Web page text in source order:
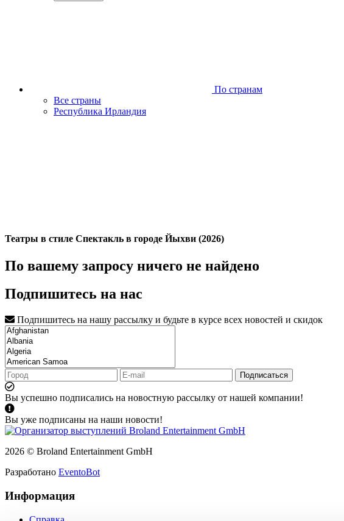
По странам
Все страны
Республика Ирландия
Театры в стиле Спектакль в городе Йыхви (2026)
По вашему запросу ничего не найдено
Подпишитесь на нас
Подпишитесь на нашу рассылку и будьте в курсе всех новостей и скидок
Подписаться
Вы успешно подписались на новостную рассылку от нашей компании!
Вы уже подписаны на наши новости!
2026 © Broland Entertainment GmbH
Разработано EventoBot
Информация